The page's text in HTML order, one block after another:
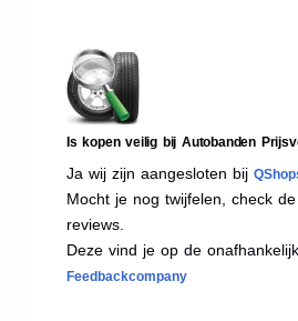
Is kopen veilig bij Autobanden
Ja wij zijn aangesloten bij
Mocht je nog twijfelen, check
reviews.
Deze vind je op de
Feedbackcompany